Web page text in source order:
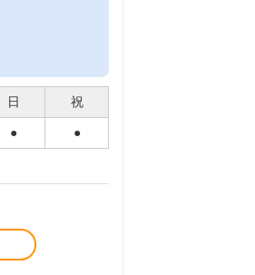
日 祝
● ●